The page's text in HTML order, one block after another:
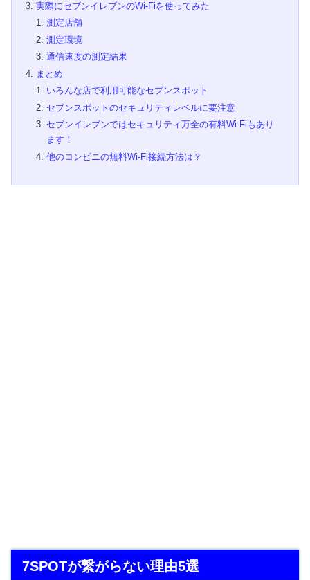
実際にセブンイレブンのWi-Fiを使ってみた
測定店舗
測定環境
通信速度の測定結果
まとめ
いろんな店で利用可能なセブンスポット
セブンスポットのセキュリティレベルに要注意
セブンイレブンではセキュリティ万全の有料Wi-Fiもあり
ます！
他のコンビニの無料Wi-Fi接続方法は？
7SPOTが繋がらない理由5選